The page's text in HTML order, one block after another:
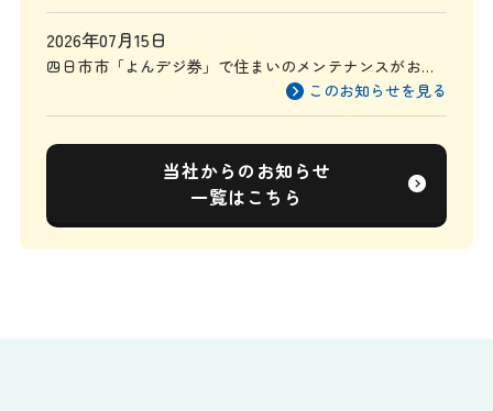
2026年07月15日
四日市市「よんデジ券」で住まいのメンテナンスがお得
このお知らせを見る
当社からのお知らせ
一覧はこちら